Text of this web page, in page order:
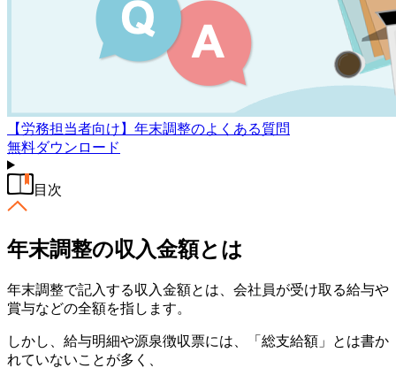
【労務担当者向け】年末調整のよくある質問
無料ダウンロード
目次
年末調整の収入金額とは
年末調整で記入する収入金額とは、会社員が受け取る給与や
賞与などの全額を指します。
しかし、給与明細や源泉徴収票には、「総支給額」とは書か
れていないことが多く、